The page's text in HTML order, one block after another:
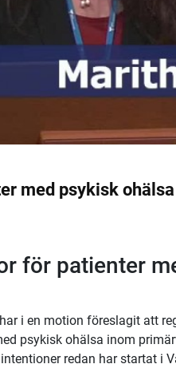
med psykisk ohälsa
för patienter
i en motion föreslagit att
psykisk ohälsa inom
redan har startat i